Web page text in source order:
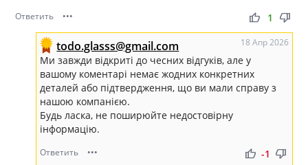
Ответить ••• thumb_up thumb_down
1
todo.glasss@gmail.com 18 Апр 2026
Ми завжди відкриті до чесних відгуків, але у
вашому коментарі немає жодних конкретних
деталей або підтвердження, що ви мали справу з
нашою компанією.
Будь ласка, не поширюйте недостовірну
інформацію.
Ответить ••• thumb_up thumb_down
-1